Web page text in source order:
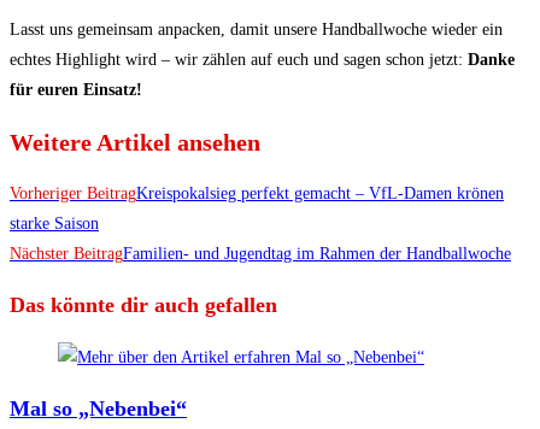
Lasst uns gemeinsam anpacken, damit unsere Handballwoche wieder ein
echtes Highlight wird – wir zählen auf euch und sagen schon jetzt: Danke
für euren Einsatz!
Weitere Artikel ansehen
Vorheriger BeitragKreispokalsieg perfekt gemacht – VfL-Damen krönen
starke Saison
Nächster BeitragFamilien- und Jugendtag im Rahmen der Handballwoche
Das könnte dir auch gefallen
Mal so „Nebenbei“